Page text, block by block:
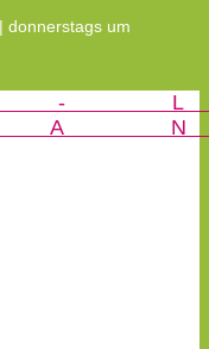
donnerstags um